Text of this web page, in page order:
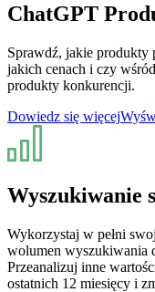
ChatGPT
Sprawdź, jakie produkty
jakich cenach i czy
produkty konkurencji.
Dowiedz się więcej
Wyszukiwanie
Wykorzystaj w pełni
wolumen wyszukiwania
Przeanalizuj inne
ostatnich 12 miesięcy i